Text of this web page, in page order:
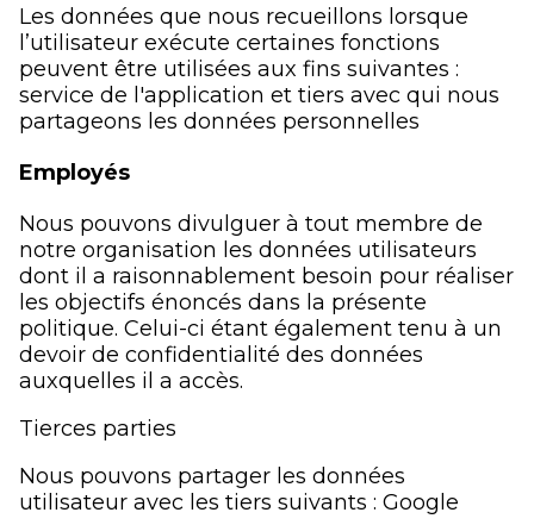
Les données que nous recueillons lorsque
l’utilisateur exécute certaines fonctions
peuvent être utilisées aux fins suivantes :
service de l'application et tiers avec qui nous
partageons les données personnelles
Employés
Nous pouvons divulguer à tout membre de
notre organisation les données utilisateurs
dont il a raisonnablement besoin pour réaliser
les objectifs énoncés dans la présente
politique. Celui-ci étant également tenu à un
devoir de confidentialité des données
auxquelles il a accès.
Tierces parties
Nous pouvons partager les données
utilisateur avec les tiers suivants : Google